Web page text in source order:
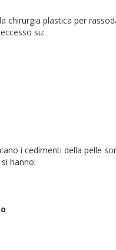
chirurgia plastica per
su:
i cedimenti della pelle
hanno: